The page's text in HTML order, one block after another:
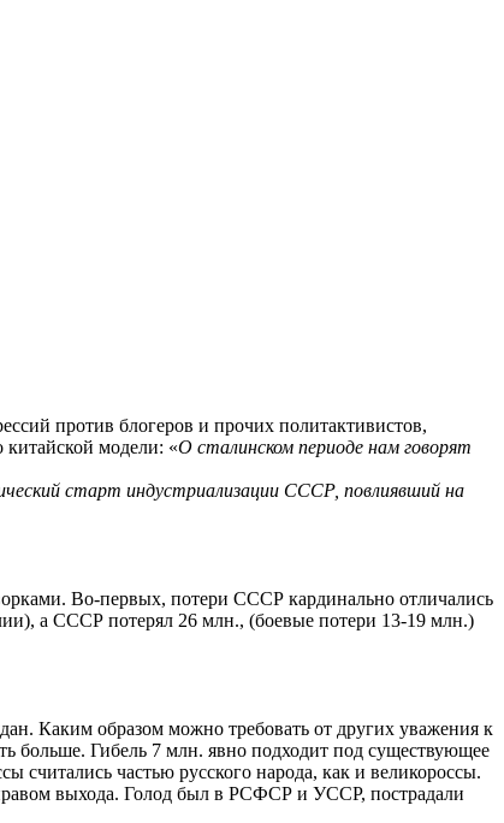
против блогеров и прочих политактивистов,
модели: «О сталинском периоде нам говорят
старт индустриализации СССР, повлиявший на
Во-первых, потери СССР кардинально отличались
а СССР потерял 26 млн., (боевые потери 13-19 млн.)
Каким образом можно требовать от других уважения к
больше. Гибель 7 млн. явно подходит под существующее
частью русского народа, как и великороссы.
выхода. Голод был в РСФСР и УССР, пострадали